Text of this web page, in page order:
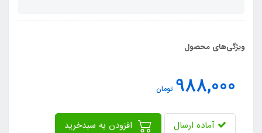
ویژگی‌های محصول
988,000 تومان
آماده ارسال